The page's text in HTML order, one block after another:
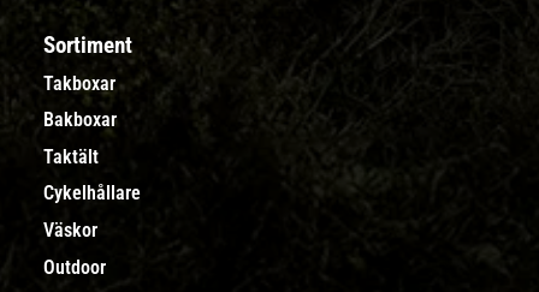
Sortiment
Takboxar
Bakboxar
Taktält
Cykelhållare
Väskor
Outdoor